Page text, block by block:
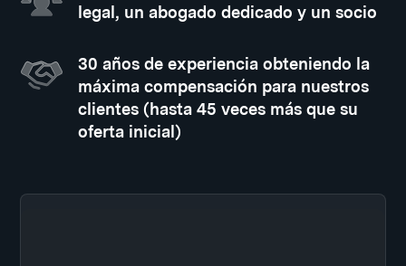
legal, un abogado dedicado y un socio
30 años de experiencia obteniendo la
máxima compensación para nuestros
clientes (hasta 45 veces más que su
oferta inicial)